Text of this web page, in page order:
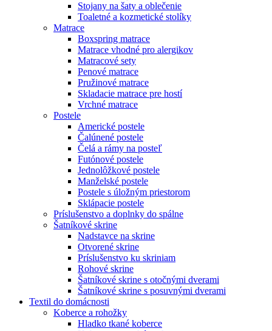
Stojany na šaty a oblečenie
Toaletné a kozmetické stolíky
Matrace
Boxspring matrace
Matrace vhodné pro alergikov
Matracové sety
Penové matrace
Pružinové matrace
Skladacie matrace pre hostí
Vrchné matrace
Postele
Americké postele
Čalúnené postele
Čelá a rámy na posteľ
Futónové postele
Jednolôžkové postele
Manželské postele
Postele s úložným priestorom
Sklápacie postele
Príslušenstvo a doplnky do spálne
Šatníkové skrine
Nadstavce na skrine
Otvorené skrine
Príslušenstvo ku skriniam
Rohové skrine
Šatníkové skrine s otočnými dverami
Šatníkové skrine s posuvnými dverami
Textil do domácnosti
Koberce a rohožky
Hladko tkané koberce